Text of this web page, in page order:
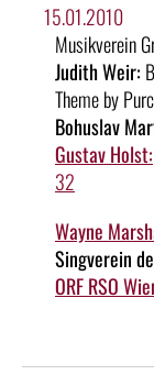
15.01.2010
Musikverein
Judith Weir:
Theme by
Bohuslav
Gustav Holst:
32
Wayne
Singverein
ORF RSO